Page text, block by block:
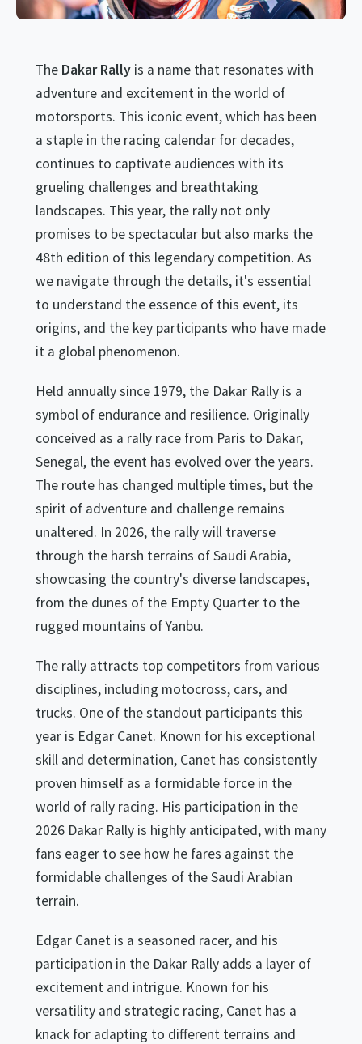
The Dakar Rally is a name that resonates with
adventure and excitement in the world of
motorsports. This iconic event, which has been
a staple in the racing calendar for decades,
continues to captivate audiences with its
grueling challenges and breathtaking
landscapes. This year, the rally not only
promises to be spectacular but also marks the
48th edition of this legendary competition. As
we navigate through the details, it's essential
to understand the essence of this event, its
origins, and the key participants who have made
it a global phenomenon.
Held annually since 1979, the Dakar Rally is a
symbol of endurance and resilience. Originally
conceived as a rally race from Paris to Dakar,
Senegal, the event has evolved over the years.
The route has changed multiple times, but the
spirit of adventure and challenge remains
unaltered. In 2026, the rally will traverse
through the harsh terrains of Saudi Arabia,
showcasing the country's diverse landscapes,
from the dunes of the Empty Quarter to the
rugged mountains of Yanbu.
The rally attracts top competitors from various
disciplines, including motocross, cars, and
trucks. One of the standout participants this
year is Edgar Canet. Known for his exceptional
skill and determination, Canet has consistently
proven himself as a formidable force in the
world of rally racing. His participation in the
2026 Dakar Rally is highly anticipated, with many
fans eager to see how he fares against the
formidable challenges of the Saudi Arabian
terrain.
Edgar Canet is a seasoned racer, and his
participation in the Dakar Rally adds a layer of
excitement and intrigue. Known for his
versatility and strategic racing, Canet has a
knack for adapting to different terrains and